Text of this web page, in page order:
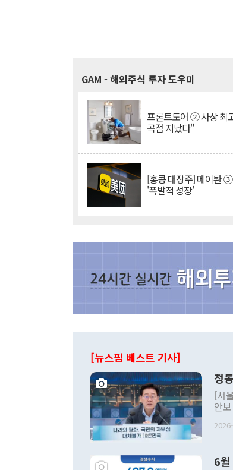
GAM - 해외주식 투자 도우미
프론트도어 ② 사상 최
곡점 지났다"
[홍콩 대장주] 메이퇀
'폭발적 성장'
[뉴스핌 베스트 기사]
정
[서
안
발
주
6